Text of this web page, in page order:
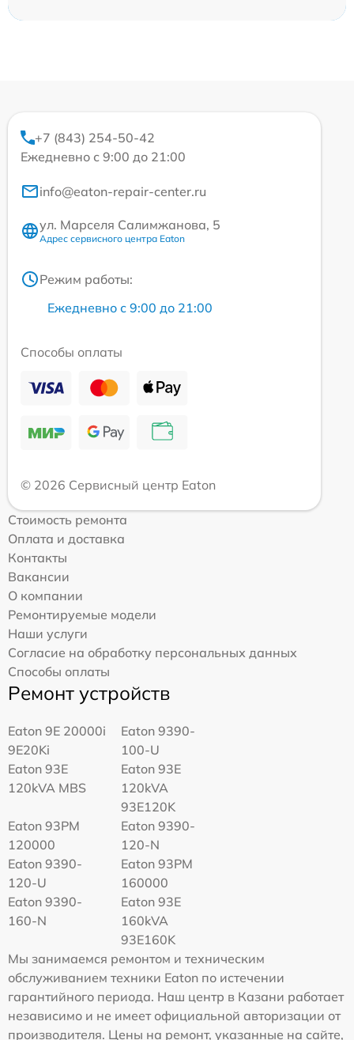
+7 (843) 254-50-42
Ежедневно с 9:00 до 21:00
info@eaton-repair-center.ru
ул. Марселя Салимжанова, 5
Адрес сервисного центра Eaton
Режим работы:
Ежедневно с 9:00 до 21:00
Способы оплаты
© 2026 Сервисный центр Eaton
Стоимость ремонта
Оплата и доставка
Контакты
Вакансии
О компании
Ремонтируемые модели
Наши услуги
Согласие на обработку персональных данных
Способы оплаты
Ремонт устройств
Eaton 9E 20000i
9E20Ki
Eaton 9390-
100-U
Eaton 93E
120kVA MBS
Eaton 93E
120kVA
93E120K
Eaton 93PM
120000
Eaton 9390-
120-N
Eaton 9390-
120-U
Eaton 93PM
160000
Eaton 9390-
160-N
Eaton 93E
160kVA
93E160K
Мы занимаемся ремонтом и техническим
обслуживанием техники Eaton по истечении
гарантийного периода. Наш центр в Казани работает
независимо и не имеет официальной авторизации от
производителя. Цены на ремонт, указанные на сайте,